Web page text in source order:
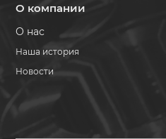
О компании
О нас
Наша история
Новости